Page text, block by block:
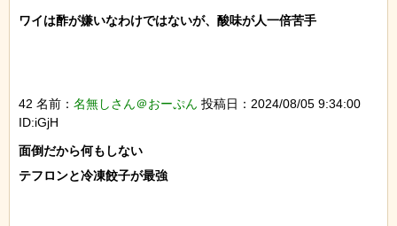
ワイは酢が嫌いなわけではないが、酸味が人一倍苦手
42 名前： 名無しさん＠おーぷん 投稿日：2024/08/05 9:34:00
ID:iGjH
面倒だから何もしない
テフロンと冷凍餃子が最強